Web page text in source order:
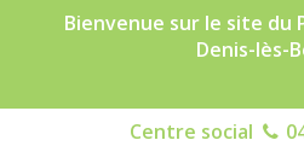
Bienvenue sur le site du
Denis-lès-
Centre social